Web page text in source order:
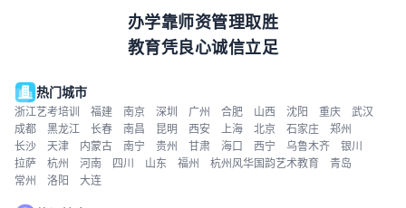
办学靠师资管理取胜
教育凭良心诚信立足
热门城市
浙江艺考培训 福建 南京 深圳 广州 合肥 山西 沈阳 重庆
武汉
成都
黑龙江 长春 南昌 昆明 西安 上海 北京 石家庄
郑州
长沙
天津 内蒙古 南宁 贵州 甘肃 海口 西宁 乌鲁木齐
银川
拉萨
杭州 河南 四川 山东 福州 杭州风华国韵艺术教育
青岛
常州
洛阳 大连